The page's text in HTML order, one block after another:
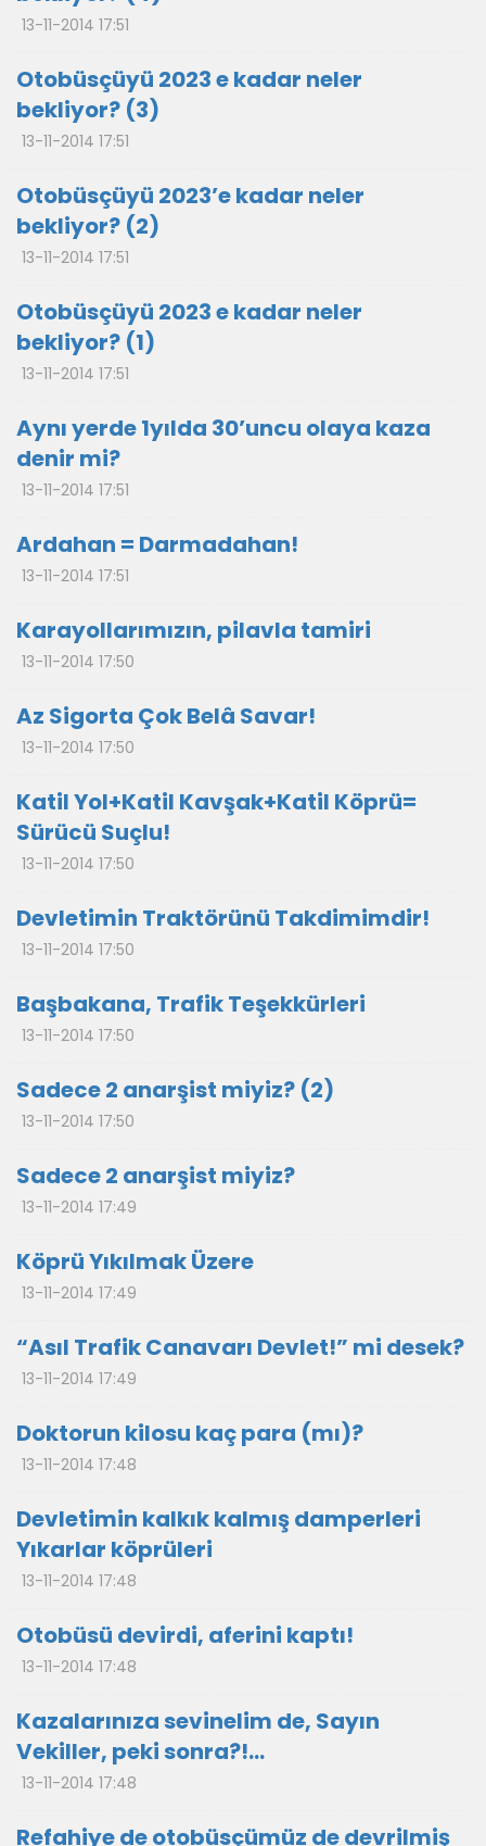
13-11-2014 17:51
Otobüsçüyü 2023 e kadar neler
bekliyor? (3)
13-11-2014 17:51
Otobüsçüyü 2023’e kadar neler
bekliyor? (2)
13-11-2014 17:51
Otobüsçüyü 2023 e kadar neler
bekliyor? (1)
13-11-2014 17:51
Aynı yerde 1yılda 30’uncu olaya kaza
denir mi?
13-11-2014 17:51
Ardahan = Darmadahan!
13-11-2014 17:51
Karayollarımızın, pilavla tamiri
13-11-2014 17:50
Az Sigorta Çok Belâ Savar!
13-11-2014 17:50
Katil Yol+Katil Kavşak+Katil Köprü=
Sürücü Suçlu!
13-11-2014 17:50
Devletimin Traktörünü Takdimimdir!
13-11-2014 17:50
Başbakana, Trafik Teşekkürleri
13-11-2014 17:50
Sadece 2 anarşist miyiz? (2)
13-11-2014 17:50
Sadece 2 anarşist miyiz?
13-11-2014 17:49
Köprü Yıkılmak Üzere
13-11-2014 17:49
“Asıl Trafik Canavarı Devlet!” mi desek?
13-11-2014 17:49
Doktorun kilosu kaç para (mı)?
13-11-2014 17:48
Devletimin kalkık kalmış damperleri
Yıkarlar köprüleri
13-11-2014 17:48
Otobüsü devirdi, aferini kaptı!
13-11-2014 17:48
Kazalarınıza sevinelim de, Sayın
Vekiller, peki sonra?!...
13-11-2014 17:48
Refahiye de otobüsçümüz de devrilmiş